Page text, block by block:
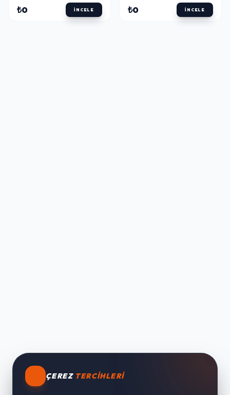
₺0 İNCELE ₺0 İNCELE
ÇEREZ TERCIHLERI